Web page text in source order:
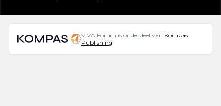
VIVA Forum is onderdeel van Kompas
Publishing